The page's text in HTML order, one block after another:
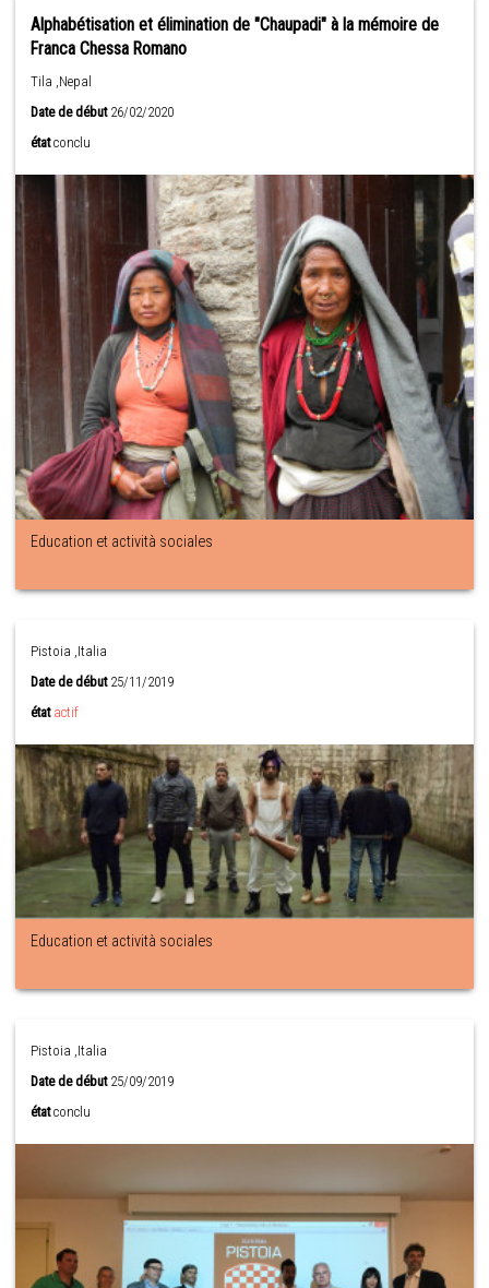
Alphabétisation et élimination de "Chaupadi" à la mémoire de
Franca Chessa Romano
Tila ,Nepal
Date de début26/02/2020
état conclu
Education et actività sociales
Pistoia ,Italia
Date de début25/11/2019
état actif
Education et actività sociales
Pistoia ,Italia
Date de début25/09/2019
état conclu